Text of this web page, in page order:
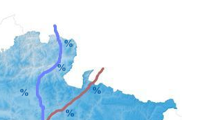
%
%
%
%
%